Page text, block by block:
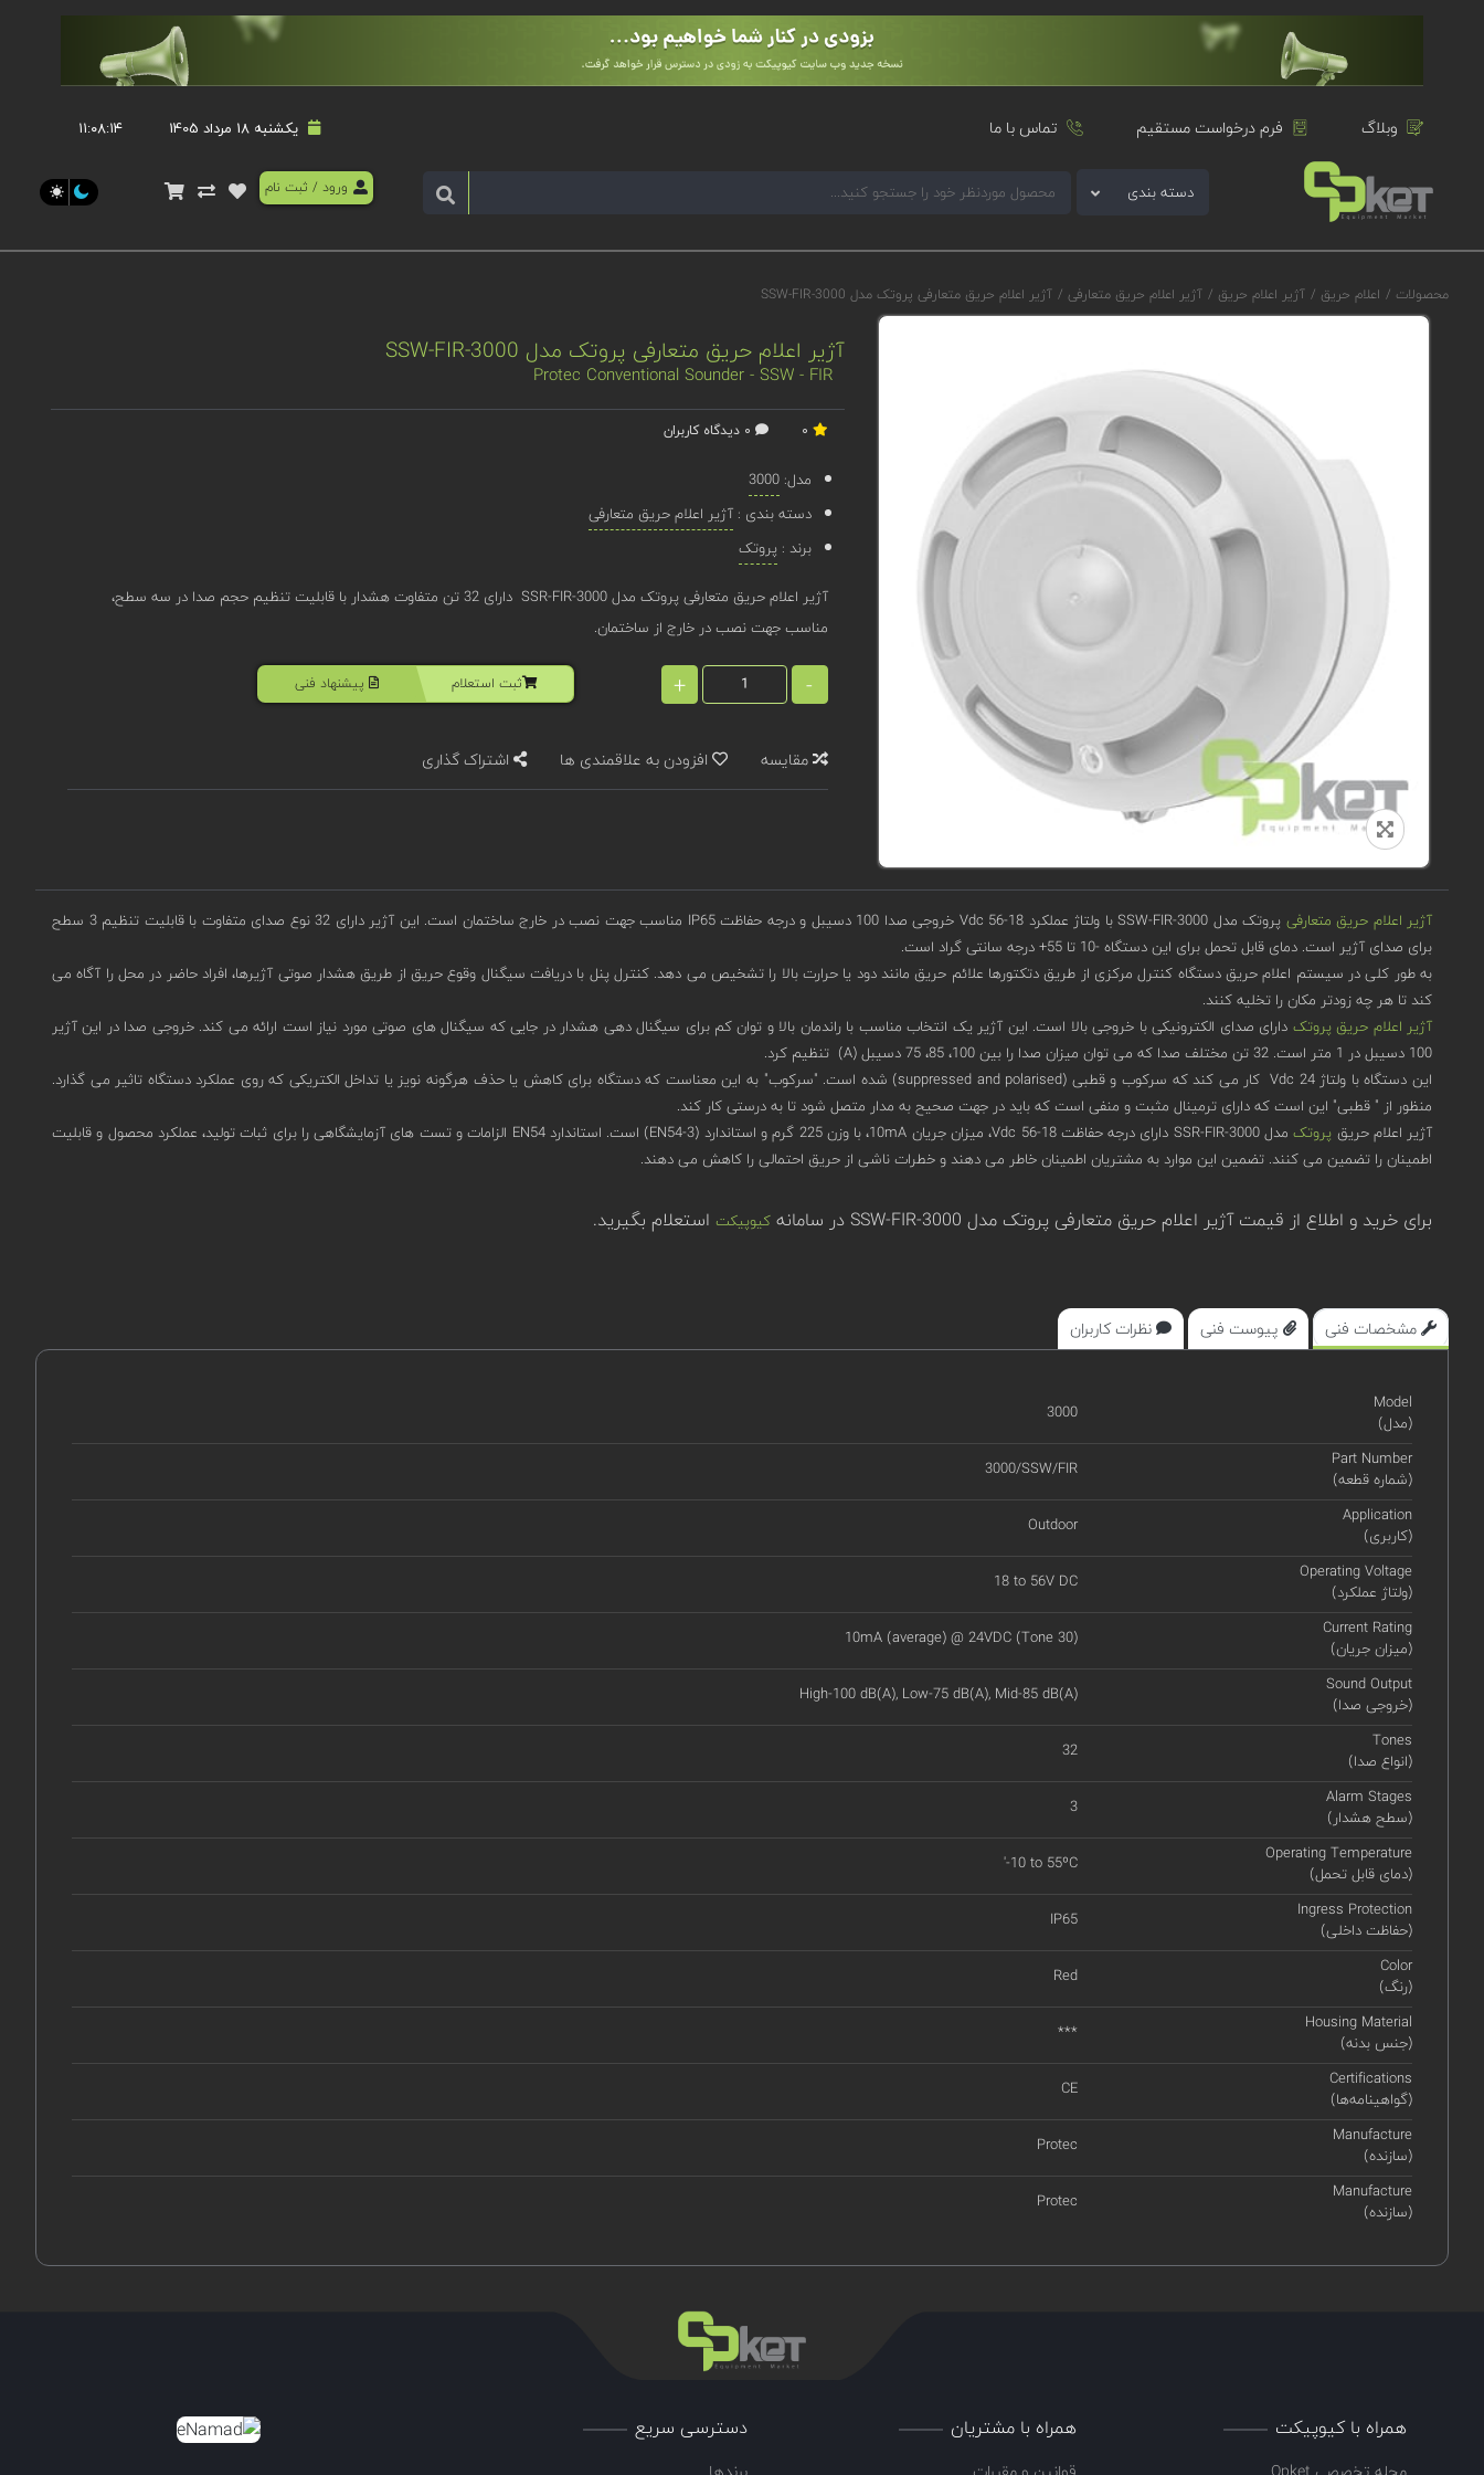
وبلاگ فرم درخواست مستقیم تماس با ما یکشنبه 18 مرداد 1405 ۱۱:۰۸:۱۴
دسته بندی ورود / ثبت نام
محصولات / اعلام حریق / آژیر اعلام حریق / آژیر اعلام حریق متعارفی / آژیر اعلام حریق متعارفی پروتک مدل 3000-SSW-FIR
آژیر اعلام حریق متعارفی پروتک مدل 3000-SSW-FIR
Protec Conventional Sounder - SSW - FIR
مدل:3000
دسته بندی :آژیر اعلام حریق متعارفی
برند :پروتک
آژیر اعلام حریق متعارفی پروتک مدل 3000-SSR-FIR دارای 32 تن متفاوت هشدار با قابلیت تنظیم حجم صدا در سه سطح،
مناسب جهت نصب در خارج از ساختمان.
-
+ ثبت استعلام پیشنهاد فنی
مقایسه افزودن به علاقمندی ها اشتراک گذاری
آژیر اعلام حریق متعارفی
پروتک مدل 3000-SSW-FIR با ولتاژ عملکرد 18-56 Vdc خروجی صدا 100 دسیبل و درجه حفاظت IP65 مناسب جهت نصب در خارج ساختمان است. این آژیر دارای 32 نوع صدای متفاوت با قابلیت تنظیم 3 سطح
برای صدای آژیر است. دمای قابل تحمل برای این دستگاه -10 تا 55+ درجه سانتی گراد است.
به طور کلی در سیستم اعلام حریق دستگاه کنترل مرکزی از طریق دتکتورها علائم حریق مانند دود یا حرارت بالا را تشخیص می دهد. کنترل پنل با دریافت سیگنال وقوع حریق از طریق هشدار صوتی آژیرها، افراد حاضر در محل را آگاه می
کند تا هر چه زودتر مکان را تخلیه کنند.
آژیر اعلام حریق پروتک دارای صدای الکترونیکی با خروجی بالا است. این آژیر یک انتخاب مناسب با راندمان بالا و توان کم برای سیگنال دهی هشدار در جایی که سیگنال های صوتی مورد نیاز است ارائه می کند. خروجی صدا در این آژیر
100 دسیبل در 1 متر است. 32 تن مختلف صدا که می توان میزان صدا را بین 100، 85، 75 دسیبل (A) تنظیم کرد.
این دستگاه با ولتاژ 24 Vdc کار می کند که سرکوب و قطبی (suppressed and polarised) شده است. "سرکوب" به این معناست که دستگاه برای کاهش یا حذف هرگونه نویز یا تداخل الکتریکی که روی عملکرد دستگاه تاثیر می گذارد.
منظور از " قطبی" این است که دارای ترمینال مثبت و منفی است که باید در جهت صحیح به مدار متصل شود تا به درستی کار کند.
آژیر اعلام حریق پروتک
مدل 3000-SSR-FIR دارای درجه حفاظت 18-56 Vdc، میزان جریان 10mA، با وزن 225 گرم و استاندارد (EN54-3) است. استاندارد EN54 الزامات و تست های آزمایشگاهی را برای ثبات تولید، عملکرد محصول و قابلیت
اطمینان را تضمین می کنند. تضمین این موارد به مشتریان اطمینان خاطر می دهند و خطرات ناشی از حریق احتمالی را کاهش می دهند.
برای خرید و اطلاع از قیمت آژیر اعلام حریق متعارفی پروتک مدل 3000-SSW-FIR در سامانه کیوپیکت استعلام بگیرید.
مشخصات فنی پیوست فنی نظرات کاربران
Model
(مدل)
3000
Part Number
(شماره قطعه)
3000/SSW/FIR
Application
(کاربری)
Outdoor
Operating Voltage
(ولتاژ عملکرد)
18 to 56V DC
Current Rating
(میزان جریان)
10mA (average) @ 24VDC (Tone 30)
Sound Output
(خروجی صدا)
High-100 dB(A), Low-75 dB(A), Mid-85 dB(A)
Tones
(انواع صدا)
32
Alarm Stages
(سطح هشدار)
3
Operating Temperature
(دمای قابل تحمل)
'-10 to 55ºC
Ingress Protection
(حفاظت داخلی)
IP65
Color
(رنگ)
Red
Housing Material
(جنس بدنه)
***
Certifications
(گواهینامه‌ها)
CE
Manufacture
(سازنده)
Protec
Manufacture
(سازنده)
Protec
همراه با کیوپیکت همراه با مشتریان دسترسی سریع